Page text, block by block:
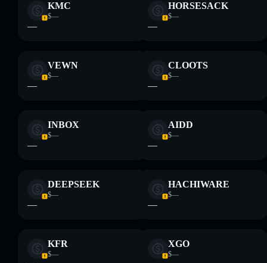
KMC
$—
—
HORSESACK
$—
—
VEWN
$—
—
CLOOTS
$—
—
INBOX
$—
—
AIDD
$—
—
DEEPSEEK
$—
—
HACHIWARE
$—
—
KFR
$—
XGO
$—